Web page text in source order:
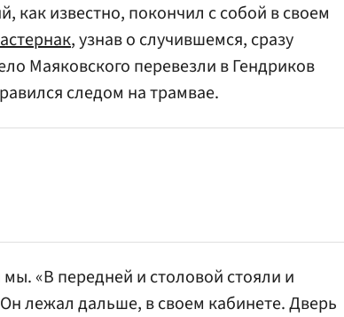
как известно, покончил с собой в своем
, узнав о случившемся, сразу
Маяковского перевезли в Гендриков
следом на трамвае.
«В передней и столовой стояли и
лежал дальше, в своем кабинете. Дверь